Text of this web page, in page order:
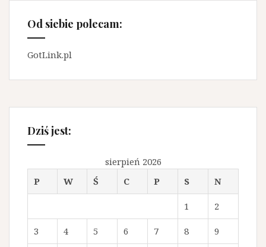
Od siebie polecam:
GotLink.pl
Dziś jest:
sierpień 2026
P
W Ś C P S N
1 2
3 4 5 6 7 8 9